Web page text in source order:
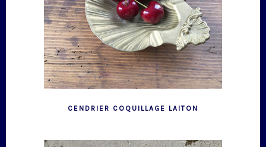
CENDRIER COQUILLAGE LAITON